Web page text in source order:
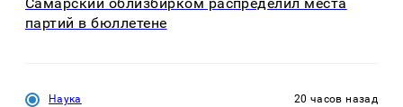
партий в бюллетене
Наука 20 часов назад